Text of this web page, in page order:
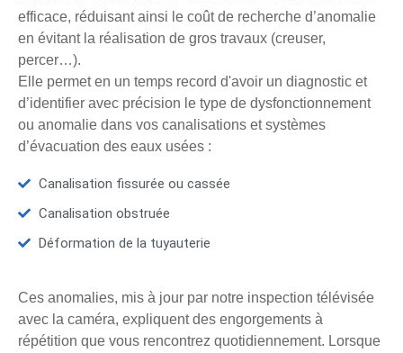
efficace, réduisant ainsi le coût de recherche d’anomalie
en évitant la réalisation de gros travaux (creuser,
percer…).
Elle permet en un temps record d'avoir un diagnostic et
d’identifier avec précision le type de dysfonctionnement
ou anomalie dans vos canalisations et systèmes
d’évacuation des eaux usées :
Canalisation fissurée ou cassée
Canalisation obstruée
Déformation de la tuyauterie
Ces anomalies, mis à jour par notre inspection télévisée
avec la caméra, expliquent des engorgements à
répétition que vous rencontrez quotidiennement. Lorsque